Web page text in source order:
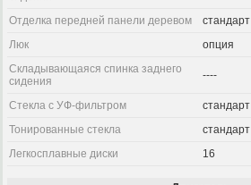
Отделка передней панели деревом
стандарт
Люк
опция
Складывающаяся спинка заднего
сидения
----
Стекла с УФ-фильтром
стандарт
Тонированные стекла
стандарт
Легкосплавные диски
16